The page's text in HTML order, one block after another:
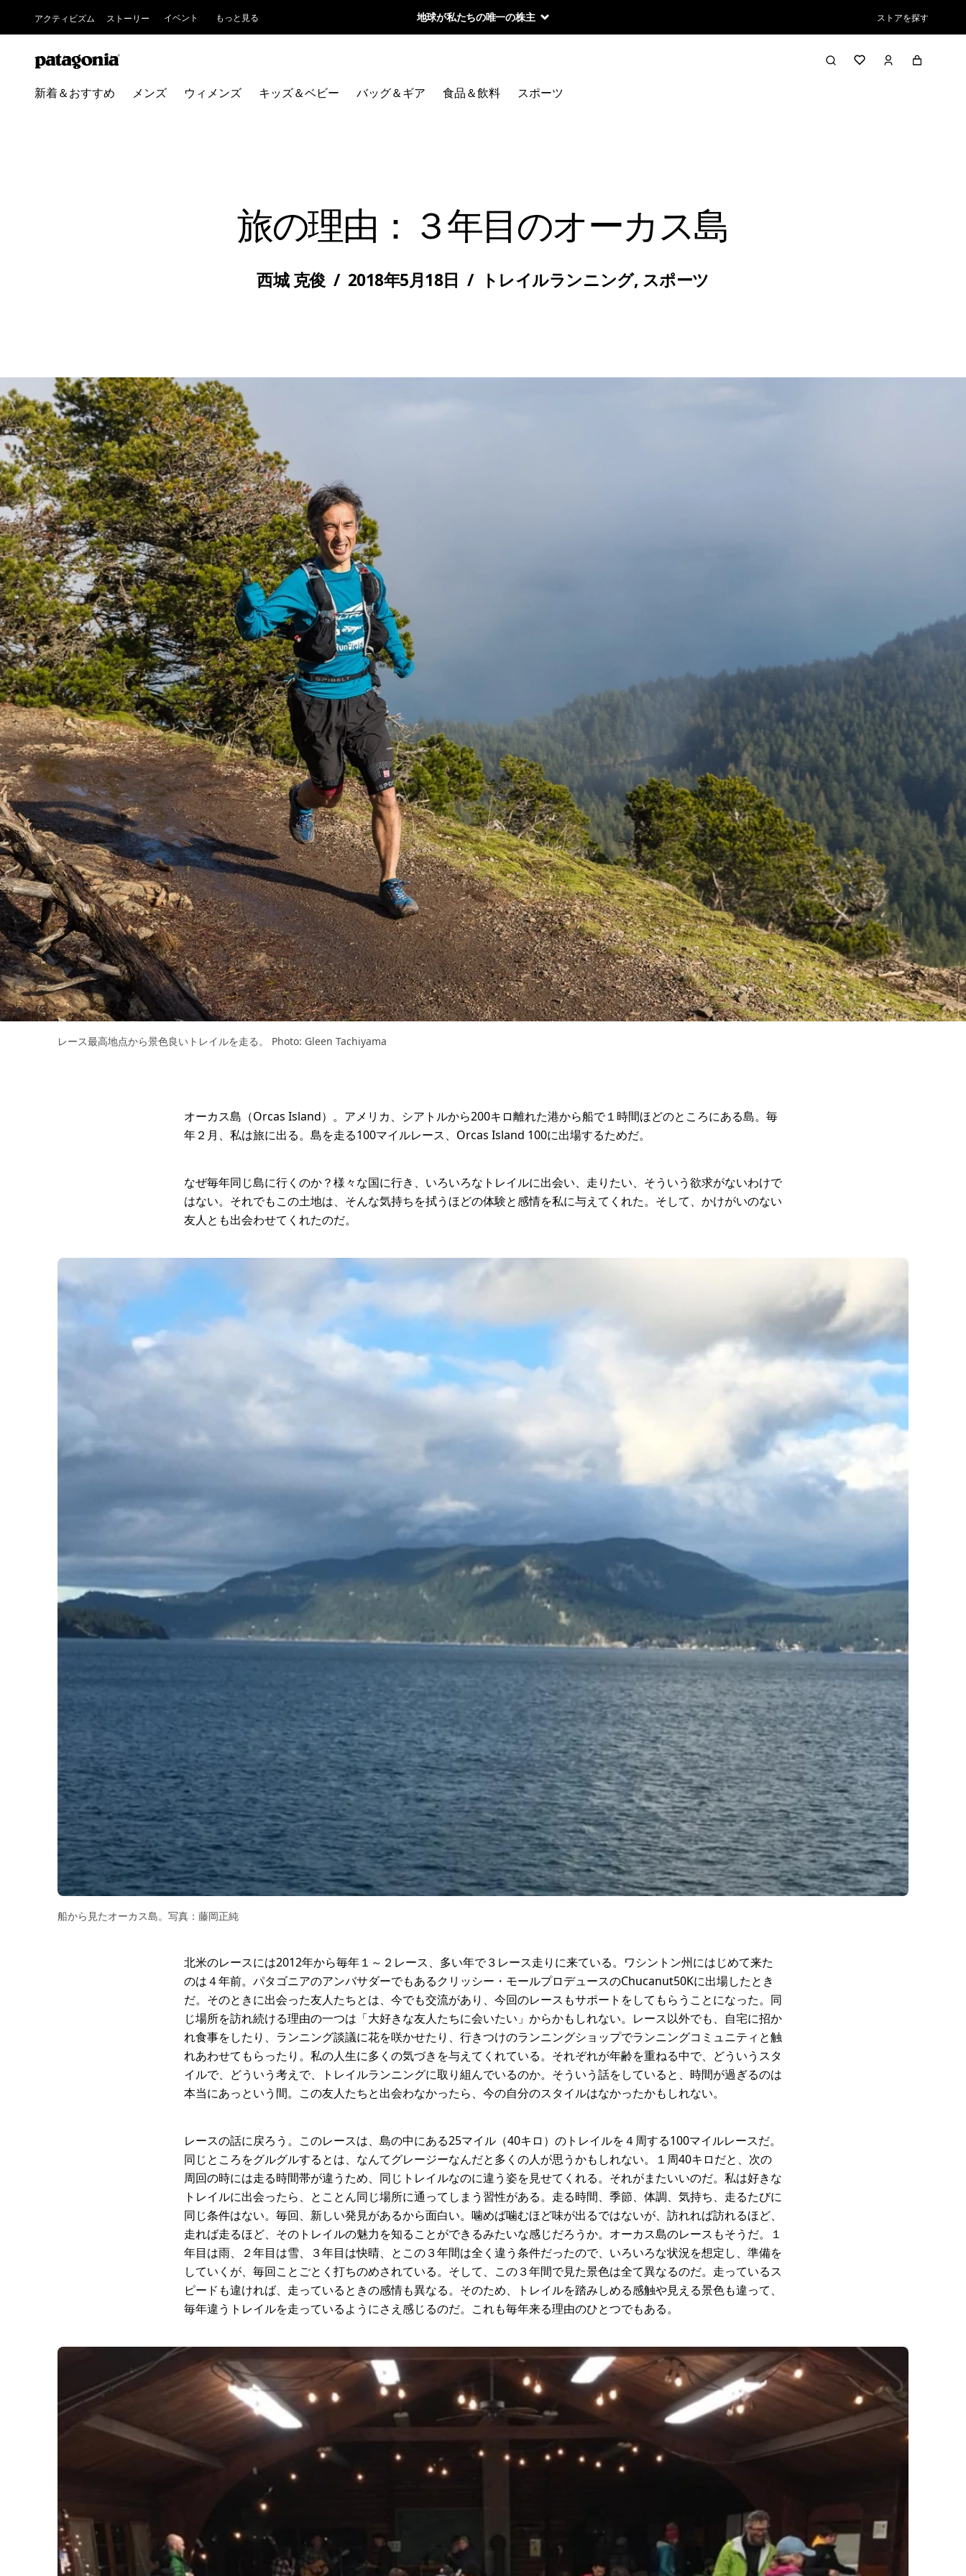
アクティビズム ストーリー イベント もっと見る 地球が私たちの唯一の株主 ストアを探す
新着＆おすすめ メンズ ウィメンズ キッズ＆ベビー バッグ＆ギア 食品＆飲料 スポーツ
旅の理由：３年目のオーカス島
西城 克俊 / 2018年5月18日 / トレイルランニング, スポーツ
レース最高地点から景色良いトレイルを走る。 Photo: Gleen Tachiyama
オーカス島（Orcas Island）。アメリカ、シアトルから200キロ離れた港から船で１時間ほどのところにある島。毎
年２月、私は旅に出る。島を走る100マイルレース、Orcas Island 100に出場するためだ。
なぜ毎年同じ島に行くのか？様々な国に行き、いろいろなトレイルに出会い、走りたい、そういう欲求がないわけで
はない。それでもこの土地は、そんな気持ちを拭うほどの体験と感情を私に与えてくれた。そして、かけがいのない
友人とも出会わせてくれたのだ。
船から見たオーカス島。写真：藤岡正純
北米のレースには2012年から毎年１～２レース、多い年で３レース走りに来ている。ワシントン州にはじめて来た
のは４年前。パタゴニアのアンバサダーでもあるクリッシー・モールプロデュースのChucanut50Kに出場したとき
だ。そのときに出会った友人たちとは、今でも交流があり、今回のレースもサポートをしてもらうことになった。同
じ場所を訪れ続ける理由の一つは「大好きな友人たちに会いたい」からかもしれない。レース以外でも、自宅に招か
れ食事をしたり、ランニング談議に花を咲かせたり、行きつけのランニングショップでランニングコミュニティと触
れあわせてもらったり。私の人生に多くの気づきを与えてくれている。それぞれが年齢を重ねる中で、どういうスタ
イルで、どういう考えで、トレイルランニングに取り組んでいるのか。そういう話をしていると、時間が過ぎるのは
本当にあっという間。この友人たちと出会わなかったら、今の自分のスタイルはなかったかもしれない。
レースの話に戻ろう。このレースは、島の中にある25マイル（40キロ）のトレイルを４周する100マイルレースだ。
同じところをグルグルするとは、なんてグレージーなんだと多くの人が思うかもしれない。１周40キロだと、次の
周回の時には走る時間帯が違うため、同じトレイルなのに違う姿を見せてくれる。それがまたいいのだ。私は好きな
トレイルに出会ったら、とことん同じ場所に通ってしまう習性がある。走る時間、季節、体調、気持ち、走るたびに
同じ条件はない。毎回、新しい発見があるから面白い。噛めば噛むほど味が出るではないが、訪れれば訪れるほど、
走れば走るほど、そのトレイルの魅力を知ることができるみたいな感じだろうか。オーカス島のレースもそうだ。１
年目は雨、２年目は雪、３年目は快晴、とこの３年間は全く違う条件だったので、いろいろな状況を想定し、準備を
していくが、毎回ことごとく打ちのめされている。そして、この３年間で見た景色は全て異なるのだ。走っているス
ピードも違ければ、走っているときの感情も異なる。そのため、トレイルを踏みしめる感触や見える景色も違って、
毎年違うトレイルを走っているようにさえ感じるのだ。これも毎年来る理由のひとつでもある。